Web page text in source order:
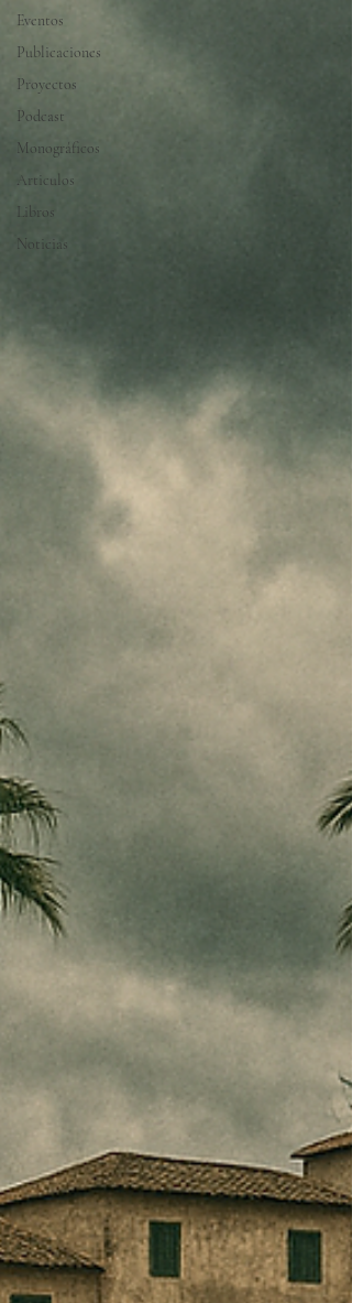
Eventos
Publicaciones
Proyectos
Podcast
Monográficos
Articulos
Libros
Noticias